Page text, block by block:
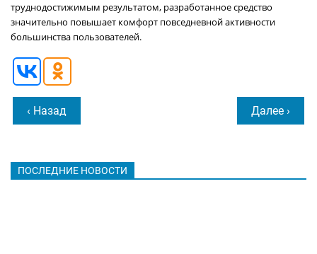
труднодостижимым результатом, разработанное средство
значительно повышает комфорт повседневной активности
большинства пользователей.
‹ Назад Далее ›
ПОСЛЕДНИЕ НОВОСТИ